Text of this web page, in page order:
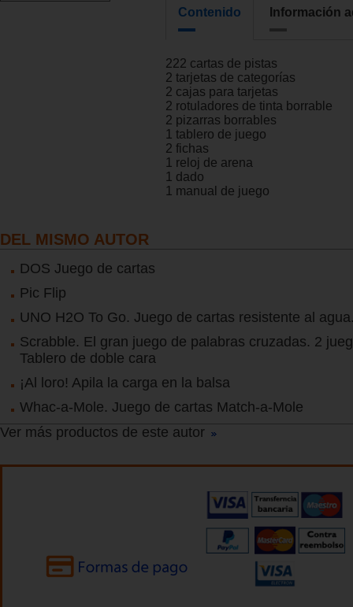
Contenido Información
222 cartas de pistas
2 tarjetas de categorías
2 cajas para tarjetas
2 rotuladores de tinta borrable
2 pizarras borrables
1 tablero de juego
2 fichas
1 reloj de arena
1 dado
1 manual de juego
DEL MISMO AUTOR
DOS Juego de cartas
Pic Flip
UNO H2O To Go. Juego de cartas resistente al
Scrabble. El gran juego de palabras cruzadas. 2
Tablero de doble cara
¡Al loro! Apila la carga en la balsa
Whac-a-Mole. Juego de cartas Match-a-Mole
Ver más productos de este autor